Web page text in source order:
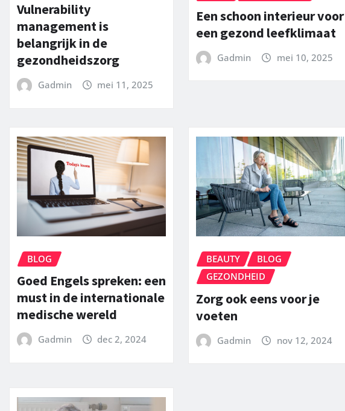
Vulnerability
management is
belangrijk in de
gezondheidszorg
Gadmin mei 11, 2025
Een schoon interieur voor
een gezond leefklimaat
Gadmin mei 10, 2025
BLOG
Goed Engels spreken: een
must in de internationale
medische wereld
Gadmin dec 2, 2024
BEAUTY
BLOG
GEZONDHEID
Zorg ook eens voor je
voeten
Gadmin nov 12, 2024